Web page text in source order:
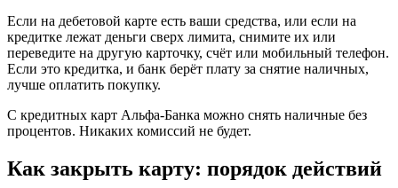
Если на дебетовой карте есть ваши средства, или если на
кредитке лежат деньги сверх лимита, снимите их или
переведите на другую карточку, счёт или мобильный телефон.
Если это кредитка, и банк берёт плату за снятие наличных,
лучше оплатить покупку.
С кредитных карт Альфа-Банка можно снять наличные без
процентов. Никаких комиссий не будет.
Как закрыть карту: порядок действий